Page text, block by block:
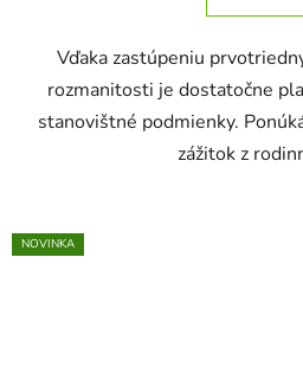
Vďaka zastúpeniu
rozmanitosti je dostatočne
stanovištné podmienky.
zážitok z
NOVINKA